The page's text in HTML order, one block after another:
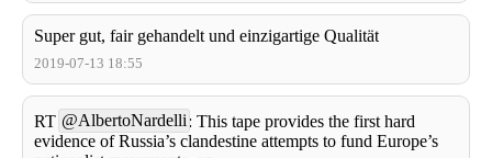
Super gut, fair gehandelt und einzigartige Qualität
2019-07-13 18:55
RT @AlbertoNardelli : This tape provides the first hard
evidence of Russia’s clandestine attempts to fund Europe’s